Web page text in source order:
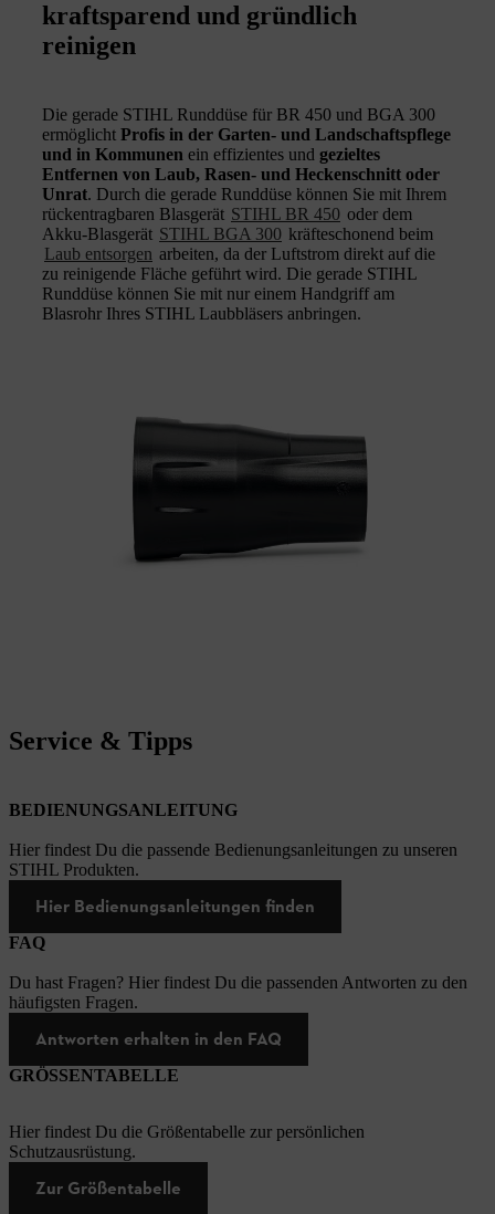
kraftsparend und gründlich
reinigen
Die gerade STIHL Runddüse für BR 450 und BGA 300
ermöglicht Profis in der Garten- und Landschaftspflege
und in Kommunen ein effizientes und gezieltes
Entfernen von Laub, Rasen- und Heckenschnitt oder
Unrat. Durch die gerade Runddüse können Sie mit Ihrem
rückentragbaren Blasgerät STIHL BR 450 oder dem
Akku-Blasgerät STIHL BGA 300 kräfteschonend beim
Laub entsorgen arbeiten, da der Luftstrom direkt auf die
zu reinigende Fläche geführt wird. Die gerade STIHL
Runddüse können Sie mit nur einem Handgriff am
Blasrohr Ihres STIHL Laubbläsers anbringen.
Service & Tipps
BEDIENUNGSANLEITUNG
Hier findest Du die passende Bedienungsanleitungen zu unseren
STIHL Produkten.
Hier Bedienungsanleitungen finden
FAQ
Du hast Fragen? Hier findest Du die passenden Antworten zu den
häufigsten Fragen.
Antworten erhalten in den FAQ
GRÖSSENTABELLE
Hier findest Du die Größentabelle zur persönlichen
Schutzausrüstung.
Zur Größentabelle